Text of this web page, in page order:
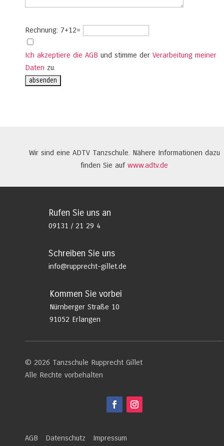
Rechnung: 7+12=
Ich akzeptiere die AGB und stimme der Verarbeitung meiner
Daten zu.
Wir sind eine ADTV Tanzschule. Nähere Informationen dazu
finden Sie auf www.adtv.de
Rufen Sie uns an
09131 / 21 29 4
Schreiben Sie uns
info@rupprecht-gillet.de
Kommen Sie vorbei
Nürnberger Straße 10
91052 Erlangen
© 2026 Tanzschule Rupprecht Gillet
Alle Rechte vorbehalten
AGB Datenschutz Impressum